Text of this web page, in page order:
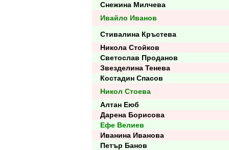
Снежина Милчева
Ивайло Иванов
Стивалина Кръстева
Никола Стойков
Светослав Проданов
Звезделина Тенева
Костадин Спасов
Никол Стоева
Алтан Еюб
Дарена Борисова
Ефе Велиев
Иванина Иванова
Петър Банов